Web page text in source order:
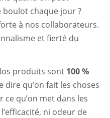
boulot chaque jour ?
à nos collaborateurs.
et fierté du
produits sont 100 %
dire qu’on fait les choses
qu’on met dans les
ni odeur de